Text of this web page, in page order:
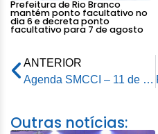
Prefeitura de Rio Branco
mantém ponto facultativo no
dia 6 e decreta ponto
facultativo para 7 de agosto
ANTERIOR
Agenda SMCCI – 11 de março de 2026
Outras notícias: